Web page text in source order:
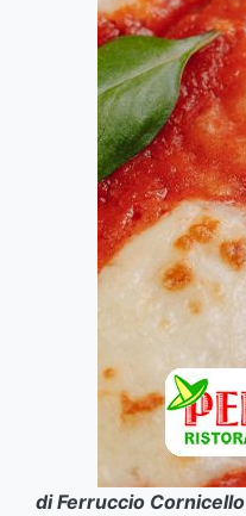
di Ferruccio Cornicello